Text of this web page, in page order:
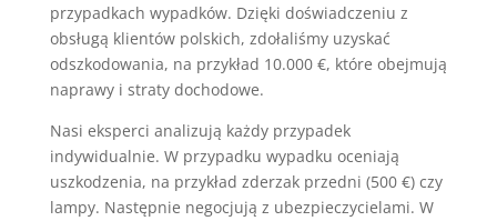
przypadkach wypadków. Dzięki doświadczeniu z
obsługą klientów polskich, zdołaliśmy uzyskać
odszkodowania, na przykład 10.000 €, które obejmują
naprawy i straty dochodowe.
Nasi eksperci analizują każdy przypadek
indywidualnie. W przypadku wypadku oceniają
uszkodzenia, na przykład zderzak przedni (500 €) czy
lampy. Następnie negocjują z ubezpieczycielami. W